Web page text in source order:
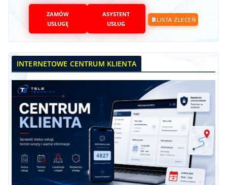
ZAMÓW
USŁUGĘ
ASYSTENT
USŁUG
LISTA ZLECEŃ
INTERNETOWE CENTRUM KLIENTA